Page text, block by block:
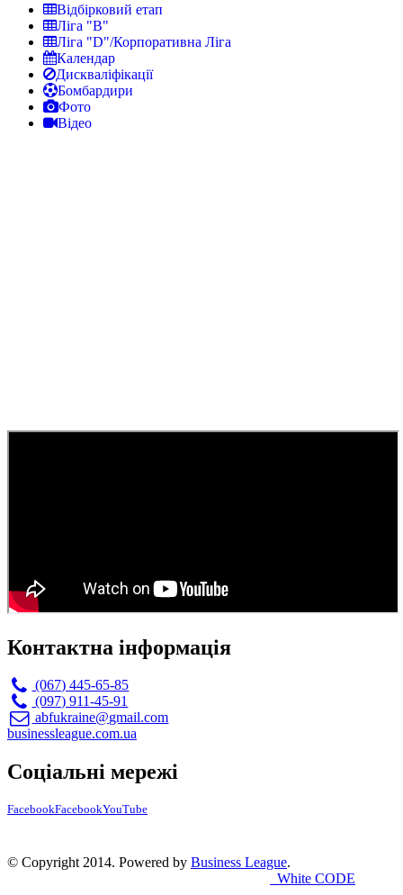
Відбірковий етап
Ліга "В"
Ліга "D"/Корпоративна Ліга
Календар
Дискваліфікації
Бомбардири
Фото
Відео
Контактна інформація
(067) 445-65-85
(097) 911-45-91
abfukraine@gmail.com
businessleague.com.ua
Соціальні мережі
FacebookFacebookYouTube
© Copyright 2014. Powered by Business League.
White CODE